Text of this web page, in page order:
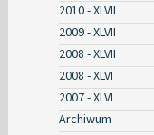
2010 - XLVII
2009 - XLVII
2008 - XLVII
2008 - XLVI
2007 - XLVI
Archiwum